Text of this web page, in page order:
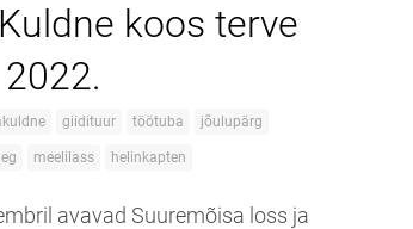
koos terve
giidituur töötuba jõulupärg
meelilass helinkapten
avavad Suuremõisa loss ja